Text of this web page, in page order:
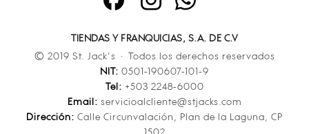
TIENDAS Y FRANQUICIAS, S.A. DE C.V
© 2019 St. Jack’s · Todos los derechos reservados
NIT: 0501-190607-101-9
Tel: +503 2248-6000
Email: servicioalcliente@stjacks.com
Dirección: Calle Circunvalación, Plan de la Laguna, CP
1502